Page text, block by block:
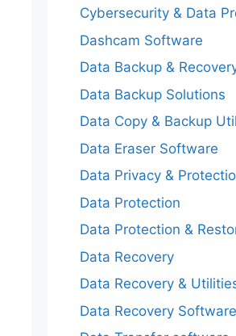
Cybersecurity & Data
Dashcam Software
Data Backup &
Data Backup Solutions
Data Copy & Backup
Data Eraser Software
Data Privacy &
Data Protection
Data Protection &
Data Recovery
Data Recovery &
Data Recovery Software